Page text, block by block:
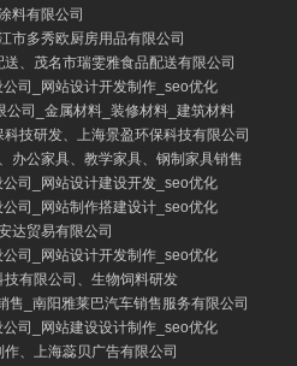
料有限公司
市多秀欧厨房用品有限公司
、茂名市瑞雯雅食品配送有限公司
司_网站设计开发制作_seo优化
公司_金属材料_装修材料_建筑材料
技研发、上海景盈环保科技有限公司
办公家具、教学家具、钢制家具销售
司_网站设计建设开发_seo优化
司_网站制作搭建设计_seo优化
达贸易有限公司
司_网站设计开发制作_seo优化
有限公司、生物饲料研发
售_南阳雅莱巴汽车销售服务有限公司
司_网站建设设计制作_seo优化
、上海蕊贝广告有限公司